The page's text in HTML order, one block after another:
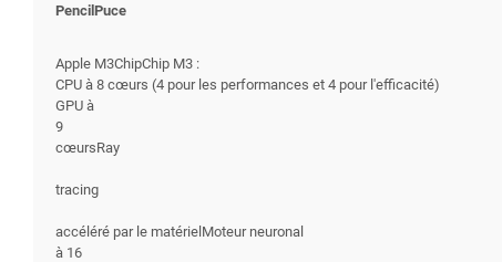
PencilPuce
Apple M3ChipChip M3 :
CPU à 8 cœurs (4 pour les performances et 4 pour l'efficacité)
GPU à
9
cœursRay
tracing
accéléré par le matérielMoteur neuronal
à 16